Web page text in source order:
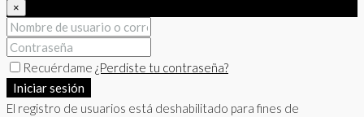
×
Recuérdame ¿Perdiste tu contraseña?
Iniciar sesión
El registro de usuarios está deshabilitado para fines de